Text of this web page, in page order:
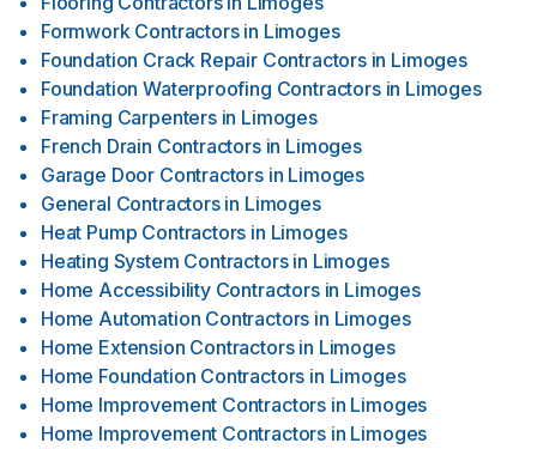
Formwork Contractors in Limoges
Foundation Crack Repair Contractors in Limoges
Foundation Waterproofing Contractors in Limoges
Framing Carpenters in Limoges
French Drain Contractors in Limoges
Garage Door Contractors in Limoges
General Contractors in Limoges
Heat Pump Contractors in Limoges
Heating System Contractors in Limoges
Home Accessibility Contractors in Limoges
Home Automation Contractors in Limoges
Home Extension Contractors in Limoges
Home Foundation Contractors in Limoges
Home Improvement Contractors in Limoges
Home Improvement Contractors in Limoges